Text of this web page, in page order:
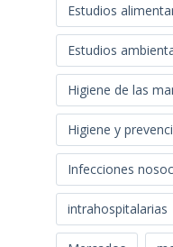
Estudios
Estudios
Higiene de las
Higiene y
Infecciones
intrahospitalarias